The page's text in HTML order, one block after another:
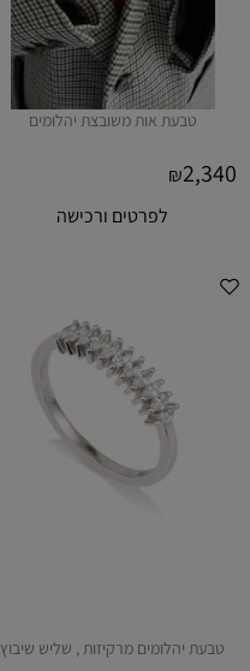
טבעת אות משובצת יהלומים
₪2,340
לפרטים ורכישה
טבעת יהלומים מרקיזות , שליש שיבוץ